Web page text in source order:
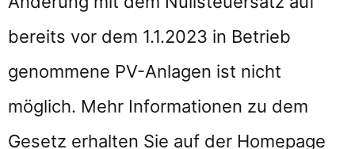
bereits vor dem 1.1.2023 in Betrieb
genommene PV-Anlagen ist nicht
möglich. Mehr Informationen zu dem
Gesetz erhalten Sie auf der Homepage